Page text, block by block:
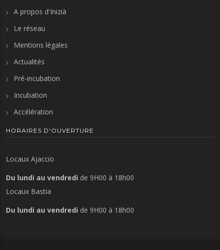
A propos d'Inizià
Le réseau
Mentions légales
Actualités
Pré-incubation
Incubation
Accélération
HORAIRES D'OUVERTURE
Locaux Ajaccio
Du lundi au vendredi de 9H00 à 18h00
Locaux Bastia
Du lundi au vendredi de 9H00 à 18h00